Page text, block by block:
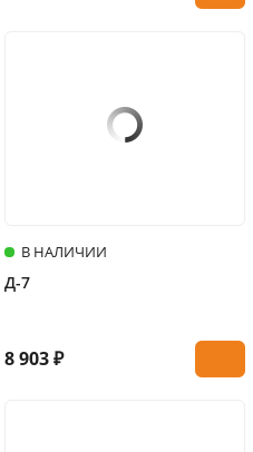
В НАЛИЧИИ
Д-7
8 903 ₽